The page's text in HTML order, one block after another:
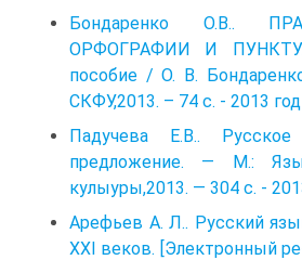
Бондаренко О.В..
ОРФОГРАФИИ И
пособие / О. В.
СКФУ,2013. – 74 с. - 2013 год
Падучева Е.В.. Русское
предложение. — М.:
кулыуры,2013. — 304 с. -
Арефьев А. Л.. Русский
XXI веков. [Электронный